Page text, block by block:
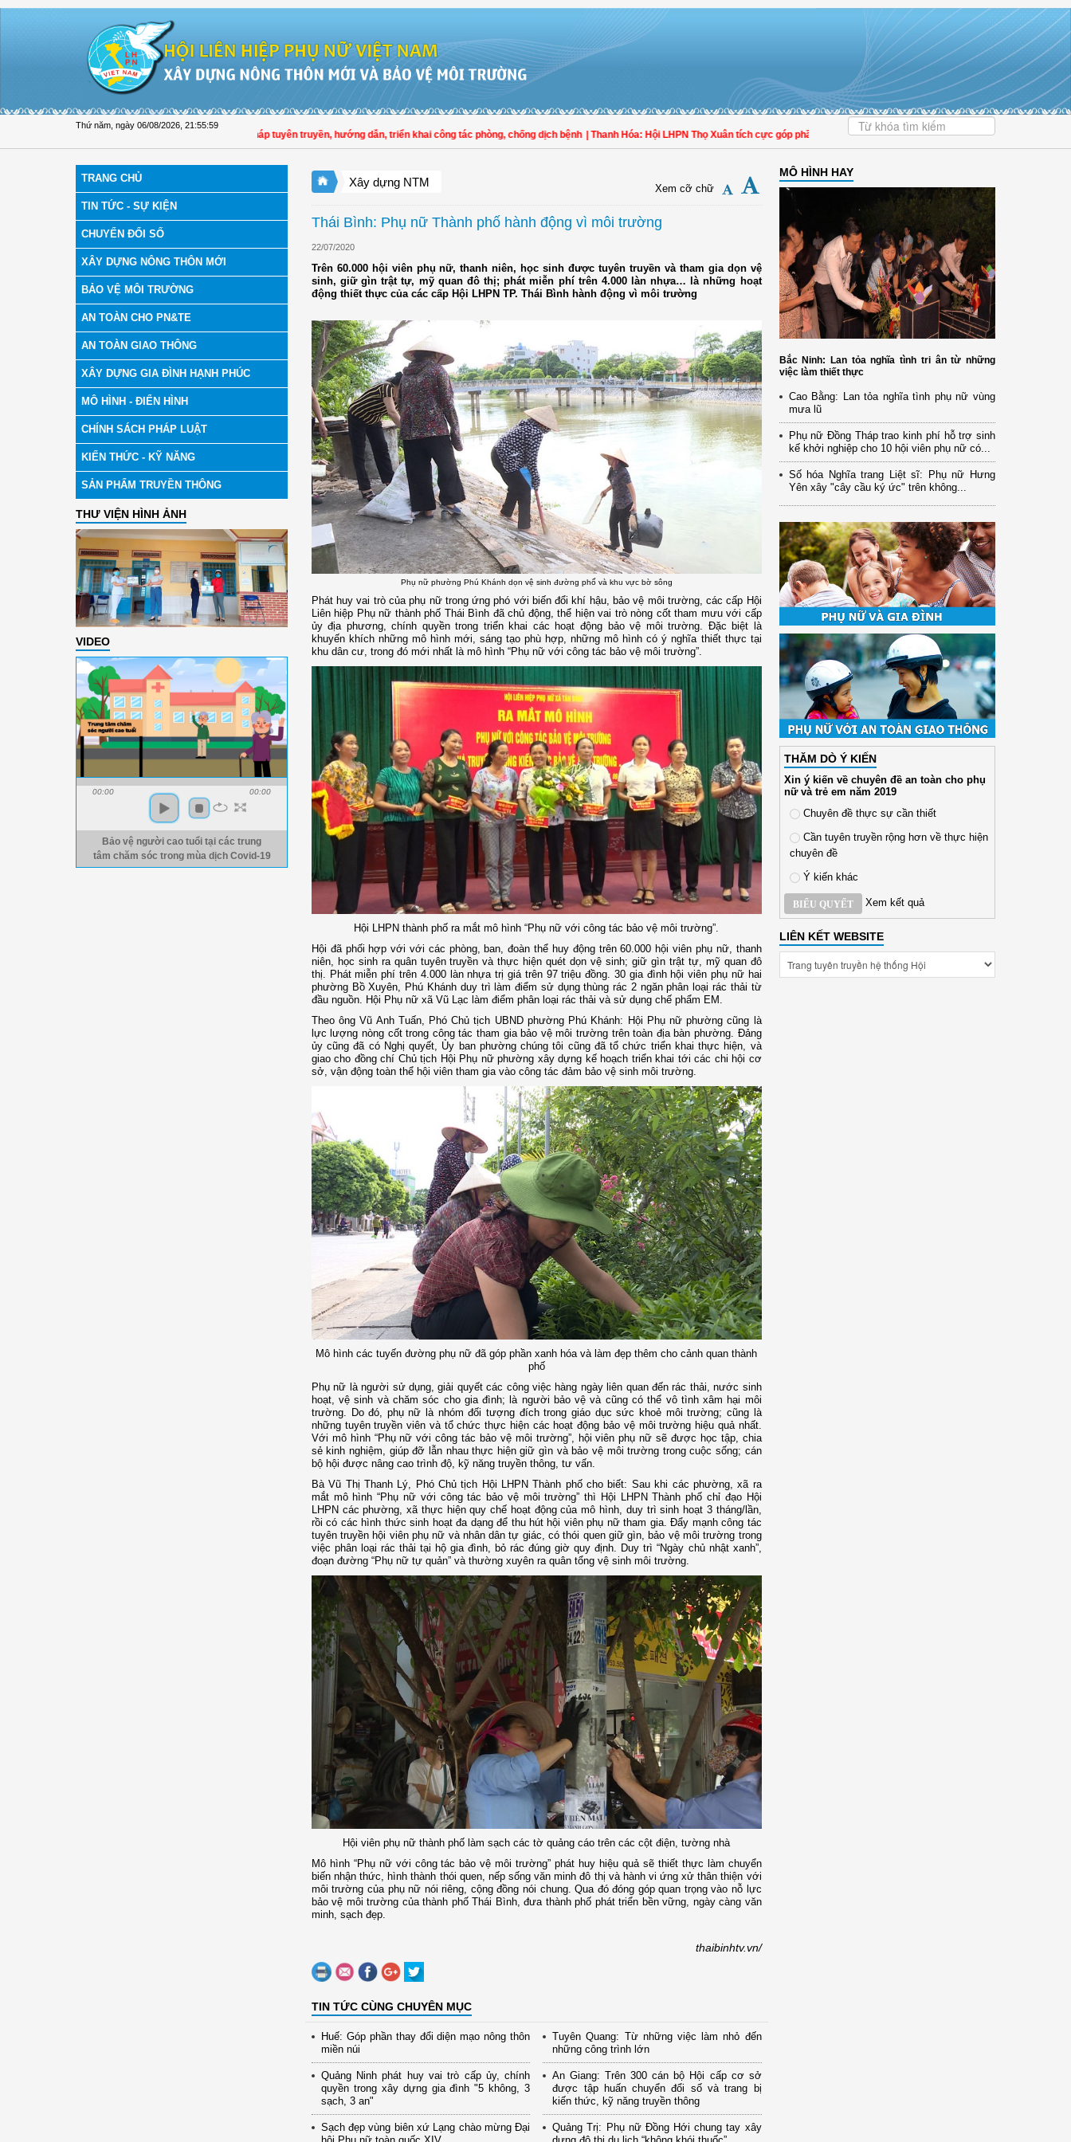
Thứ năm, ngày 06/08/2026 21:56:00
Hội LHPN tỉnh Đồng Tháp tuyên truyền, hướng dẫn, triển khai công tác phòng, chống dịch bệnh | Thanh Hóa: Hội LHPN Thọ Xuân tích cực góp phần nâng cao tỷ lệ người dân tham gia bảo hiểm y tế
TRANG CHỦ
TIN TỨC - SỰ KIỆN
CHUYỂN ĐỔI SỐ
XÂY DỰNG NÔNG THÔN MỚI
BẢO VỆ MÔI TRƯỜNG
AN TOÀN CHO PN&TE
AN TOÀN GIAO THÔNG
XÂY DỰNG GIA ĐÌNH HẠNH PHÚC
MÔ HÌNH - ĐIỂN HÌNH
CHÍNH SÁCH PHÁP LUẬT
KIẾN THỨC - KỸ NĂNG
SẢN PHẨM TRUYỀN THÔNG
THƯ VIỆN HÌNH ẢNH
VIDEO
00:00 00:00
Bảo vệ người cao tuổi tại các trung
tâm chăm sóc trong mùa dịch Covid-19
Xây dựng NTM Xem cỡ chữ
Thái Bình: Phụ nữ Thành phố hành động vì môi trường
22/07/2020
Trên 60.000 hội viên phụ nữ, thanh niên, học sinh được tuyên truyền và tham gia dọn vệ
sinh, giữ gìn trật tự, mỹ quan đô thị; phát miễn phí trên 4.000 làn nhựa… là những hoạt
động thiết thực của các cấp Hội LHPN TP. Thái Bình hành động vì môi trường
Phụ nữ phường Phú Khánh dọn vệ sinh đường phố và khu vực bờ sông
Phát huy vai trò của phụ nữ trong ứng phó với biến đổi khí hậu, bảo vệ môi trường, các cấp Hội
Liên hiệp Phụ nữ thành phố Thái Bình đã chủ động, thể hiện vai trò nòng cốt tham mưu với cấp
ủy địa phương, chính quyền trong triển khai các hoạt động bảo vệ môi trường. Đặc biệt là
khuyến khích những mô hình mới, sáng tạo phù hợp, những mô hình có ý nghĩa thiết thực tại
khu dân cư, trong đó mới nhất là mô hình “Phụ nữ với công tác bảo vệ môi trường”.
Hội LHPN thành phố ra mắt mô hình “Phụ nữ với công tác bảo vệ môi trường”.
Hội đã phối hợp với với các phòng, ban, đoàn thể huy động trên 60.000 hội viên phụ nữ, thanh
niên, học sinh ra quân tuyên truyền và thực hiện quét dọn vệ sinh; giữ gìn trật tự, mỹ quan đô
thị. Phát miễn phí trên 4.000 làn nhựa trị giá trên 97 triệu đồng. 30 gia đình hội viên phụ nữ hai
phường Bồ Xuyên, Phú Khánh duy trì làm điểm sử dụng thùng rác 2 ngăn phân loại rác thải từ
đầu nguồn. Hội Phụ nữ xã Vũ Lạc làm điểm phân loại rác thải và sử dụng chế phẩm EM.
Theo ông Vũ Anh Tuấn, Phó Chủ tịch UBND phường Phú Khánh: Hội Phụ nữ phường cũng là
lực lượng nòng cốt trong công tác tham gia bảo vệ môi trường trên toàn địa bàn phường. Đảng
ủy cũng đã có Nghị quyết, Ủy ban phường chúng tôi cũng đã tổ chức triển khai thực hiện, và
giao cho đồng chí Chủ tịch Hội Phụ nữ phường xây dựng kế hoạch triển khai tới các chi hội cơ
sở, vận động toàn thể hội viên tham gia vào công tác đảm bảo vệ sinh môi trường.
Mô hình các tuyến đường phụ nữ đã góp phần xanh hóa và làm đẹp thêm cho cảnh quan thành
phố
Phụ nữ là người sử dụng, giải quyết các công việc hàng ngày liên quan đến rác thải, nước sinh
hoạt, vệ sinh và chăm sóc cho gia đình; là người bảo vệ và cũng có thể vô tình xâm hại môi
trường. Do đó, phụ nữ là nhóm đối tượng đích trong giáo dục sức khoẻ môi trường; cũng là
những tuyên truyền viên và tổ chức thực hiện các hoạt động bảo vệ môi trường hiệu quả nhất.
Với mô hình “Phụ nữ với công tác bảo vệ môi trường”, hội viên phụ nữ sẽ được học tập, chia
sẻ kinh nghiệm, giúp đỡ lẫn nhau thực hiện giữ gìn và bảo vệ môi trường trong cuộc sống; cán
bộ hội được nâng cao trình độ, kỹ năng truyền thông, tư vấn.
Bà Vũ Thị Thanh Lý, Phó Chủ tịch Hội LHPN Thành phố cho biết: Sau khi các phường, xã ra
mắt mô hình “Phụ nữ với công tác bảo vệ môi trường” thì Hội LHPN Thành phố chỉ đạo Hội
LHPN các phường, xã thực hiện quy chế hoạt động của mô hình, duy trì sinh hoạt 3 tháng/lần,
rồi có các hình thức sinh hoạt đa dạng để thu hút hội viên phụ nữ tham gia. Đẩy mạnh công tác
tuyên truyền hội viên phụ nữ và nhân dân tự giác, có thói quen giữ gìn, bảo vệ môi trường trong
việc phân loại rác thải tại hộ gia đình, bỏ rác đúng giờ quy định. Duy trì “Ngày chủ nhật xanh”,
đoạn đường “Phụ nữ tự quản” và thường xuyên ra quân tổng vệ sinh môi trường.
Hội viên phụ nữ thành phố làm sạch các tờ quảng cáo trên các cột điện, tường nhà
Mô hình “Phụ nữ với công tác bảo vệ môi trường” phát huy hiệu quả sẽ thiết thực làm chuyển
biến nhận thức, hình thành thói quen, nếp sống văn minh đô thị và hành vi ứng xử thân thiện với
môi trường của phụ nữ nói riêng, cộng đồng nói chung. Qua đó đóng góp quan trọng vào nỗ lực
bảo vệ môi trường của thành phố Thái Bình, đưa thành phố phát triển bền vững, ngày càng văn
minh, sạch đẹp.
thaibinhtv.vn/
TIN TỨC CÙNG CHUYÊN MỤC
Huế: Góp phần thay đổi diện mạo nông thôn
miền núi
Quảng Ninh phát huy vai trò cấp ủy, chính
quyền trong xây dựng gia đình "5 không, 3
sạch, 3 an"
Sạch đẹp vùng biên xứ Lạng chào mừng Đại
Tuyên Quang: Từ những việc làm nhỏ đến
những công trình lớn
An Giang: Trên 300 cán bộ Hội cấp cơ sở
được tập huấn chuyển đổi số và trang bị
kiến thức, kỹ năng truyền thông
Quảng Trị: Phụ nữ Đồng Hới chung tay xây
MÔ HÌNH HAY
Bắc Ninh: Lan tỏa nghĩa tình tri ân từ những
việc làm thiết thực
Cao Bằng: Lan tỏa nghĩa tình phụ nữ vùng
mưa lũ
Phụ nữ Đồng Tháp trao kinh phí hỗ trợ sinh
kế khởi nghiệp cho 10 hội viên phụ nữ có...
Số hóa Nghĩa trang Liệt sĩ: Phụ nữ Hưng
Yên xây "cây cầu ký ức" trên không...
THĂM DÒ Ý KIẾN
Xin ý kiến về chuyên đề an toàn cho phụ
nữ và trẻ em năm 2019
Chuyên đề thực sự cần thiết
Cần tuyên truyền rộng hơn về thực hiện
chuyên đề
Ý kiến khác
BIỂU QUYẾT Xem kết quả
LIÊN KẾT WEBSITE